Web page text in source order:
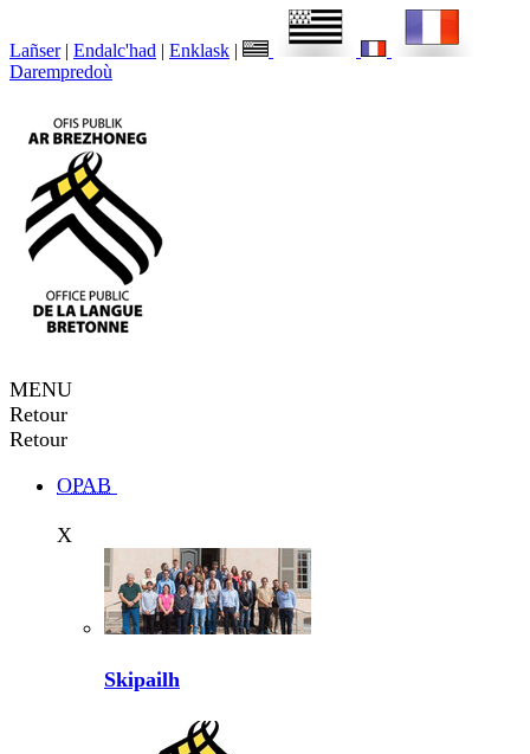
Lañser | Endalc'had | Enklask |
Darempredoù
MENU
Retour
Retour
OPAB
X
Skipailh